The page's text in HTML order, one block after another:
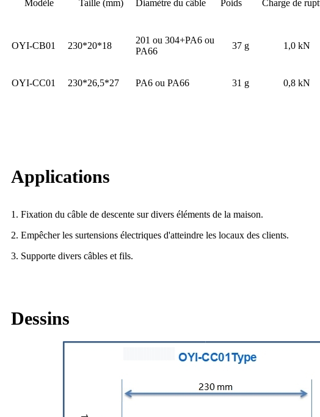
Modèle Taille (mm) Diamètre du câble Poids Charge de
OYI-CB01 230*20*18
201 ou 304+PA6 ou
PA66
37 g 1,0 kN
OYI-CC01 230*26,5*27 PA6 ou PA66 31 g 0,8 kN
Applications
1. Fixation du câble de descente sur divers éléments de la maison.
2. Empêcher les surtensions électriques d'atteindre les locaux des clients.
3. Supporte divers câbles et fils.
Dessins